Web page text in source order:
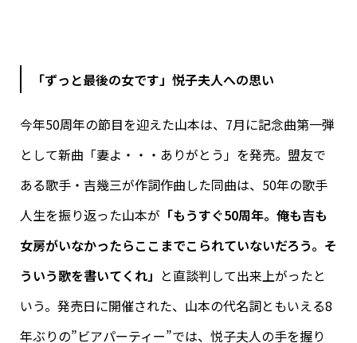
「ずっと最後の女です」悦子夫人への思い
今年50周年の節目を迎えた山本は、7月に記念曲第一弾
として新曲「妻よ・・・ありがとう」を発売。盟友で
ある歌手・吉幾三が作詞作曲した同曲は、50年の歌手
人生を振り返った山本が 「もうすぐ50周年。俺も吉も
女房がいなかったらここまでこられていないだろう。そ
ういう歌を書いてくれ」 と直談判して出来上がったと
いう。発売日に開催された、山本の代名詞ともいえる8
年ぶりの”ビアパーティー”では、悦子夫人の手を握り